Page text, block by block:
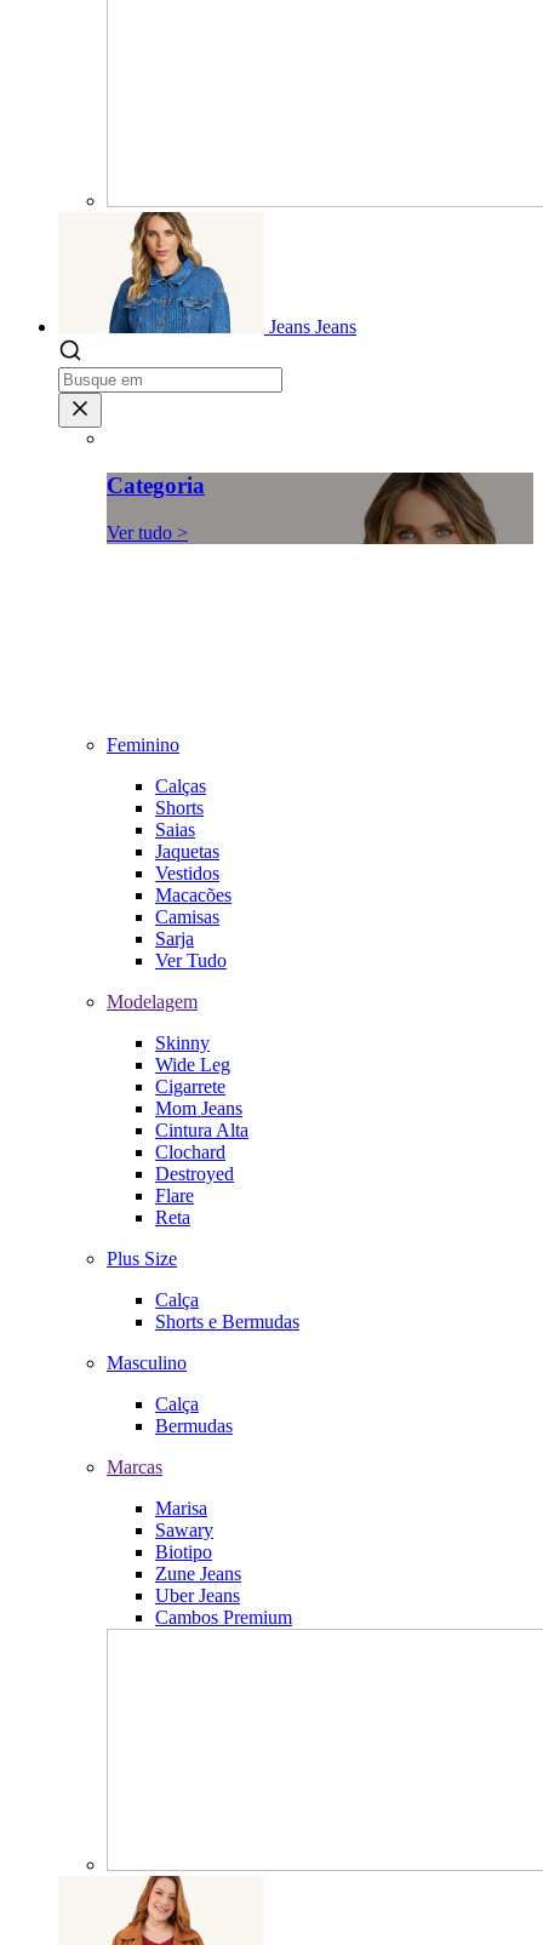
Jeans Jeans
Categoria
Ver tudo >
Feminino
Calças
Shorts
Saias
Jaquetas
Vestidos
Macacões
Camisas
Sarja
Ver Tudo
Modelagem
Skinny
Wide Leg
Cigarrete
Mom Jeans
Cintura Alta
Clochard
Destroyed
Flare
Reta
Plus Size
Calça
Shorts e Bermudas
Masculino
Calça
Bermudas
Marcas
Marisa
Sawary
Biotipo
Zune Jeans
Uber Jeans
Cambos Premium